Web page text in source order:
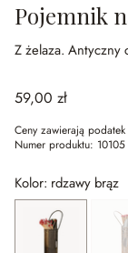
Pojemnik
Z żelaza. Antyczny
59,00 zł
Ceny zawierają podatek
Numer produktu: 10105
Kolor: rdzawy brąz
rdzawy brąz
(Ta opcja jest